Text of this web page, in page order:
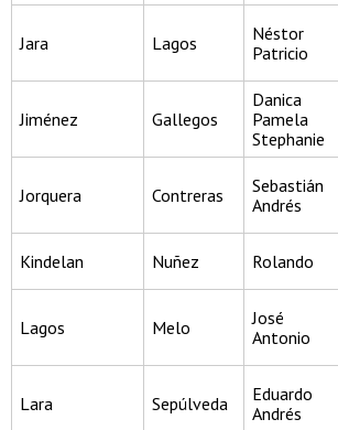
Jara Lagos
Néstor
Patricio
Jiménez Gallegos
Danica
Pamela
Stephanie
Jorquera Contreras
Sebastián
Andrés
Kindelan Nuñez Rolando
Lagos Melo
José
Antonio
Lara Sepúlveda
Eduardo
Andrés